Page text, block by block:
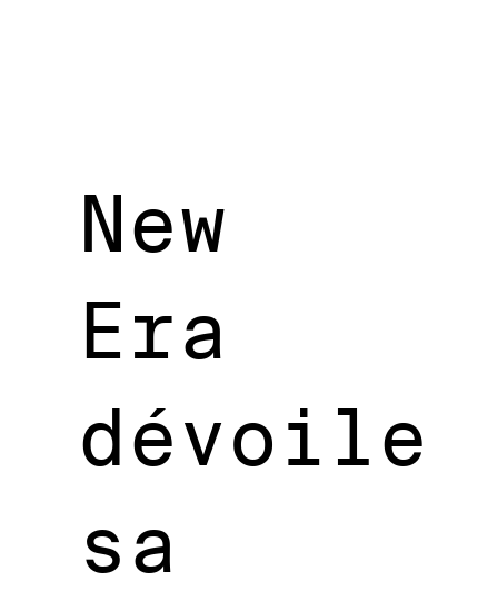
New
Era
dévoile
sa